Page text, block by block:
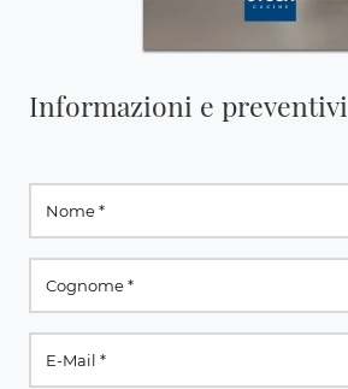
Informazioni e preventivi